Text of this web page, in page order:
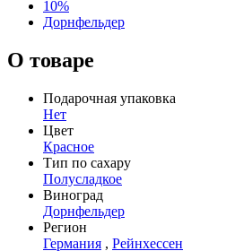
10%
Дорнфельдер
О товаре
Подарочная упаковка
Нет
Цвет
Красное
Тип по сахару
Полусладкое
Виноград
Дорнфельдер
Регион
Германия , Рейнхессен